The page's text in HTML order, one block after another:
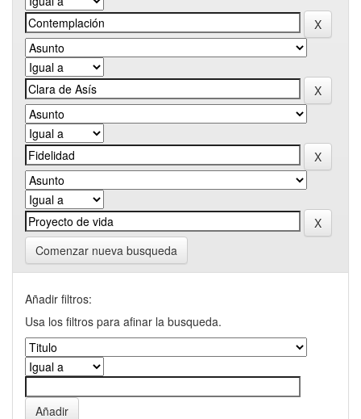
Comenzar nueva busqueda
Añadir filtros:
Usa los filtros para afinar la busqueda.